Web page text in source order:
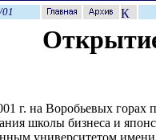
г. на Воробьевых
школы бизнеса и